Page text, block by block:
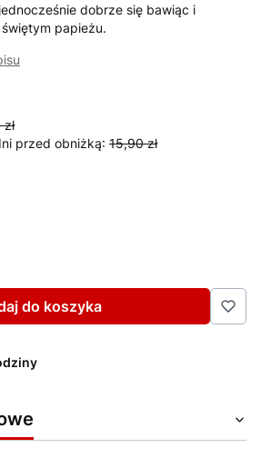
dobrze się bawiąc i
papieżu.
przed obniżką: 15,90 zł
do koszyka